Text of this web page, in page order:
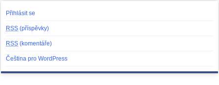
Přihlásit se
RSS (příspěvky)
RSS (komentáře)
Čeština pro WordPress